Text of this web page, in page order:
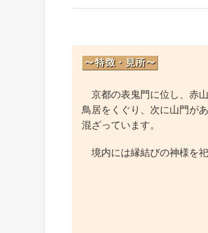
京都の表鬼門に位し、赤
鳥居をくぐり、次に山門が
混ざっています。
境内には縁結びの神様を祀